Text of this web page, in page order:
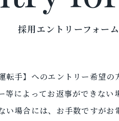
採用エントリーフォーム
手】へのエントリー希望の
によってお返事ができない
場合には、お手数ですがお